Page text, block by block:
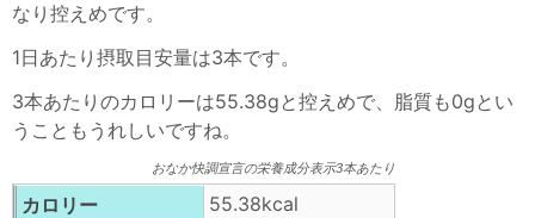
なり控えめです。
1日あたり摂取目安量は3本です。
3本あたりのカロリーは55.38gと控えめで、脂質も0gとい
うこともうれしいですね。
おなか快調宣言の栄養成分表示3本あたり
カロリー
55.38kcal